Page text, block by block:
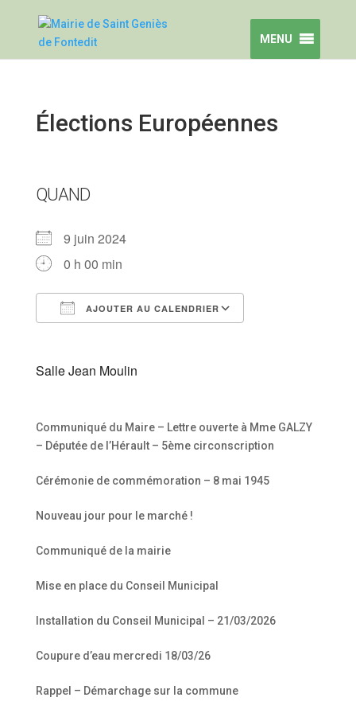
MENU
Élections Européennes
QUAND
9 juin 2024
0 h 00 min
AJOUTER AU CALENDRIER
Salle Jean Moulin
Communiqué du Maire – Lettre ouverte à Mme GALZY
– Députée de l’Hérault – 5ème circonscription
Cérémonie de commémoration – 8 mai 1945
Nouveau jour pour le marché !
Communiqué de la mairie
Mise en place du Conseil Municipal
Installation du Conseil Municipal – 21/03/2026
Coupure d’eau mercredi 18/03/26
Rappel – Démarchage sur la commune